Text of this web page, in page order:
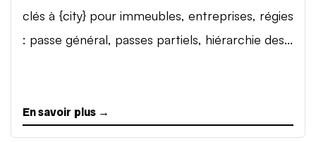
clés à {city} pour immeubles, entreprises, régies
: passe général, passes partiels, hiérarchie des...
En savoir plus →